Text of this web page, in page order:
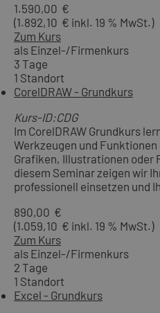
1.590,00 €
(1.892,10 € inkl. 19 % MwSt.)
Zum Kurs
als Einzel-/Firmenkurs
3 Tage
1 Standort
CorelDRAW - Grundkurs
Kurs-ID:CDG
Im CorelDRAW Grundkurs
Werkzeugen und
Grafiken, Illustrationen oder
diesem Seminar zeigen wir
professionell einsetzen und
890,00 €
(1.059,10 € inkl. 19 % MwSt.)
Zum Kurs
als Einzel-/Firmenkurs
2 Tage
1 Standort
Excel - Grundkurs